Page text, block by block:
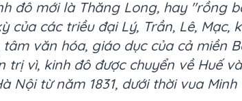
đô mới là Thăng Long, hay "rồng
của các triều đại Lý, Trần, Lê, Mạc,
văn hóa, giáo dục của cả miền
trị vì, kinh đô được chuyển về Huế
Nội từ năm 1831, dưới thời vua Minh